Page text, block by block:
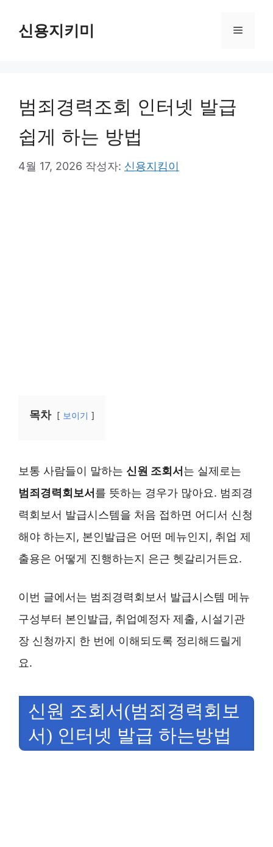
신용지키미 메
범죄경력조회 인터넷 발급
쉽게 하는 방법
4월 17, 2026 작성자: 신용지킴이
목차 보이기
보통 사람들이 말하는 신원 조회서 는 실제로는
범죄경력회보서 를 뜻하는 경우가 많아요. 범죄경
력회보서 발급시스템을 처음 접하면 어디서 신청
해야 하는지, 본인발급은 어떤 메뉴인지, 취업 제
출용은 어떻게 진행하는지 은근 헷갈리거든요.
이번 글에서는 범죄경력회보서 발급시스템 메뉴
구성부터 본인발급, 취업예정자 제출, 시설기관
장 신청까지 한 번에 이해되도록 정리해드릴게
요.
신원 조회서(범죄경력회보
서) 인터넷 발급 하는방법